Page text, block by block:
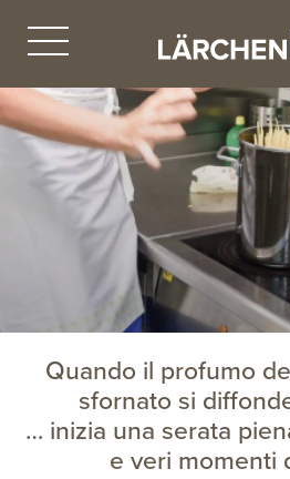
Quando il profumo
sfornato si
… inizia una serata
e veri momenti